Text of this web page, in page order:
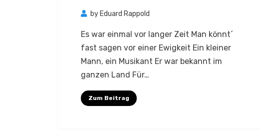
by Eduard Rappold
Es war einmal vor langer Zeit Man könnt´
fast sagen vor einer Ewigkeit Ein kleiner
Mann, ein Musikant Er war bekannt im
ganzen Land Für…
Zum Beitrag